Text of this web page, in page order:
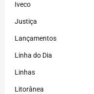
Iveco
Justiça
Lançamentos
Linha do Dia
Linhas
Litorânea